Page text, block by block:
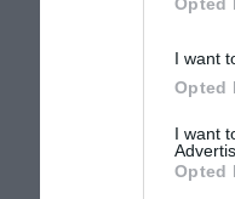
I want
Opted
I want
Opted